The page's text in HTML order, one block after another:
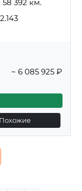
58 392 км.
2.143
~ 6 085 925 ₽
Похожие